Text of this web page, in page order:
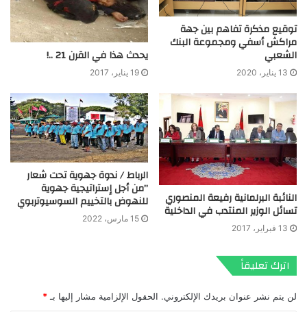
توقيع مذكرة تفاهم بين جهة
مراكش أسفي ومجموعة البنك
الشعبي
13 يناير، 2020
يحدث هذا في القرن 21 ..!
19 يناير، 2017
النائبة البرلمانية رفيعة المنصوري
تسائل الوزير المنتدب في الداخلية
13 فبراير، 2017
الرباط / ندوة جهوية تحت شعار
”من أجل إستراتيجية جهوية
للنهوض بالتخييم السوسيوتربوي
15 مارس، 2022
اترك تعليقاً
لن يتم نشر عنوان بريدك الإلكتروني. الحقول الإلزامية مشار إليها بـ *